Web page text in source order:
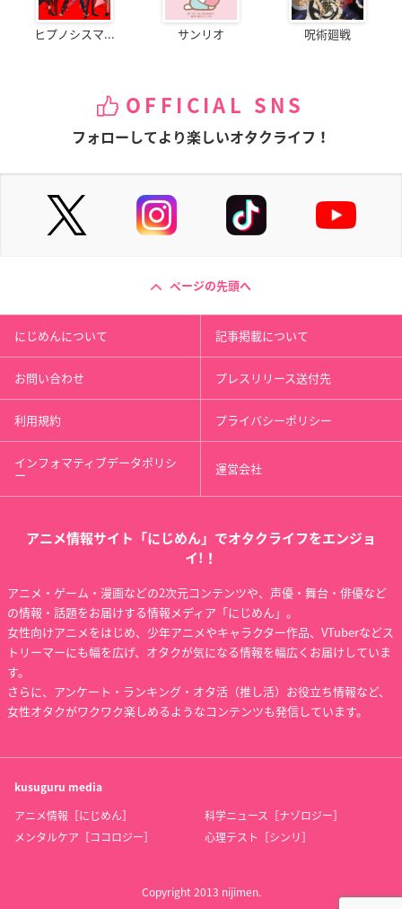
チェインクロニクル
～ヘクセイタスの閃
～ （第1章）
たまゆら～卒業写真
～ 第4部 朝-あした-
進藤巧美
アリス・イン・ドリ
アリス
れ-
進藤巧美
進藤巧美
～ 第1部 芽-きざし-
進藤巧美
追憶の航海
岬百合亜
ストゥーム
宇宙戦艦ヤマト2199
第七章「そして艦は
岬百合亜
宇宙戦艦ヤマト2199
第六章「到達！大マ
岬百合亜
宇宙戦艦ヤマト2199
第五章「望郷の銀河
岬百合亜
ヒプノシスマ... サンリオ 呪術廻戦
OFFICIAL SNS
フォローしてより楽しいオタクライフ！
ページの先頭へ
にじめんについて 記事掲載について
お問い合わせ プレスリリース送付先
利用規約 プライバシーポリシー
インフォマティブデータポリシ
ー 運営会社
アニメ情報サイト「にじめん」でオタクライフをエンジョ
イ!！
アニメ・ゲーム・漫画などの2次元コンテンツや、声優・舞台・俳優など
の情報・話題をお届けする情報メディア「にじめん」。
女性向けアニメをはじめ、少年アニメやキャラクター作品、VTuberなどス
トリーマーにも幅を広げ、オタクが気になる情報を幅広くお届けしていま
す。
さらに、アンケート・ランキング・オタ活（推し活）お役立ち情報など、
女性オタクがワクワク楽しめるようなコンテンツも発信しています。
kusuguru media
アニメ情報［にじめん］
科学ニュース［ナゾロジー］
メンタルケア［ココロジー］
心理テスト［シンリ］
Copyright 2013 nijimen.